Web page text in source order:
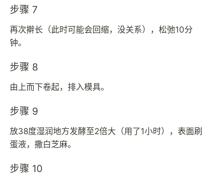
步骤 7
再次擀长（此时可能会回缩，没关系），松弛10分
钟。
步骤 8
由上而下卷起，排入模具。
步骤 9
放38度湿润地方发酵至2倍大（用了1小时），表面刷
蛋液，撒白芝麻。
步骤 10